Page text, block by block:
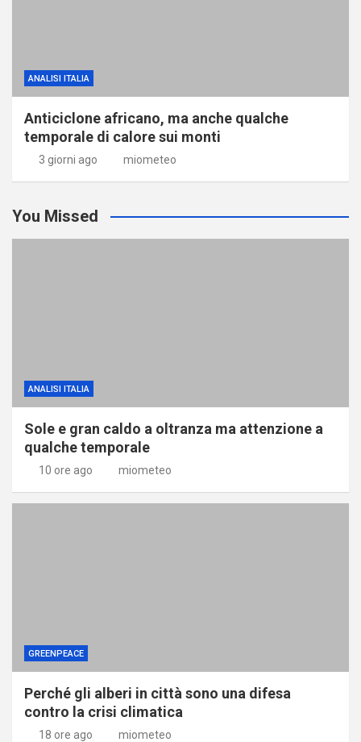
ANALISI ITALIA
Anticiclone africano, ma anche qualche
temporale di calore sui monti
3 giorni ago miometeo
You Missed
ANALISI ITALIA
Sole e gran caldo a oltranza ma attenzione a
qualche temporale
10 ore ago miometeo
GREENPEACE
Perché gli alberi in città sono una difesa
contro la crisi climatica
18 ore ago miometeo